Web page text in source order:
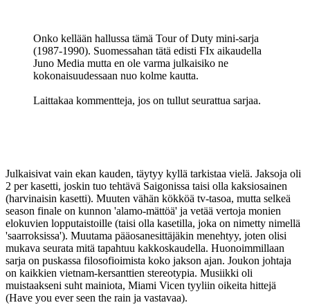
Onko kellään hallussa tämä Tour of Duty mini-sarja
(1987-1990). Suomessahan tätä edisti FIx aikaudella
Juno Media mutta en ole varma julkaisiko ne
kokonaisuudessaan nuo kolme kautta.
Laittakaa kommentteja, jos on tullut seurattua sarjaa.
Julkaisivat vain ekan kauden, täytyy kyllä tarkistaa vielä. Jaksoja oli
2 per kasetti, joskin tuo tehtävä Saigonissa taisi olla kaksiosainen
(harvinaisin kasetti). Muuten vähän kökköä tv-tasoa, mutta selkeä
season finale on kunnon 'alamo-mättöä' ja vetää vertoja monien
elokuvien lopputaistoille (taisi olla kasetilla, joka on nimetty nimellä
'saarroksissa'). Muutama pääosanesittäjäkin menehtyy, joten olisi
mukava seurata mitä tapahtuu kakkoskaudella. Huonoimmillaan
sarja on puskassa filosofioimista koko jakson ajan. Joukon johtaja
on kaikkien vietnam-kersanttien stereotypia. Musiikki oli
muistaakseni suht mainiota, Miami Vicen tyyliin oikeita hittejä
(Have you ever seen the rain ja vastavaa).